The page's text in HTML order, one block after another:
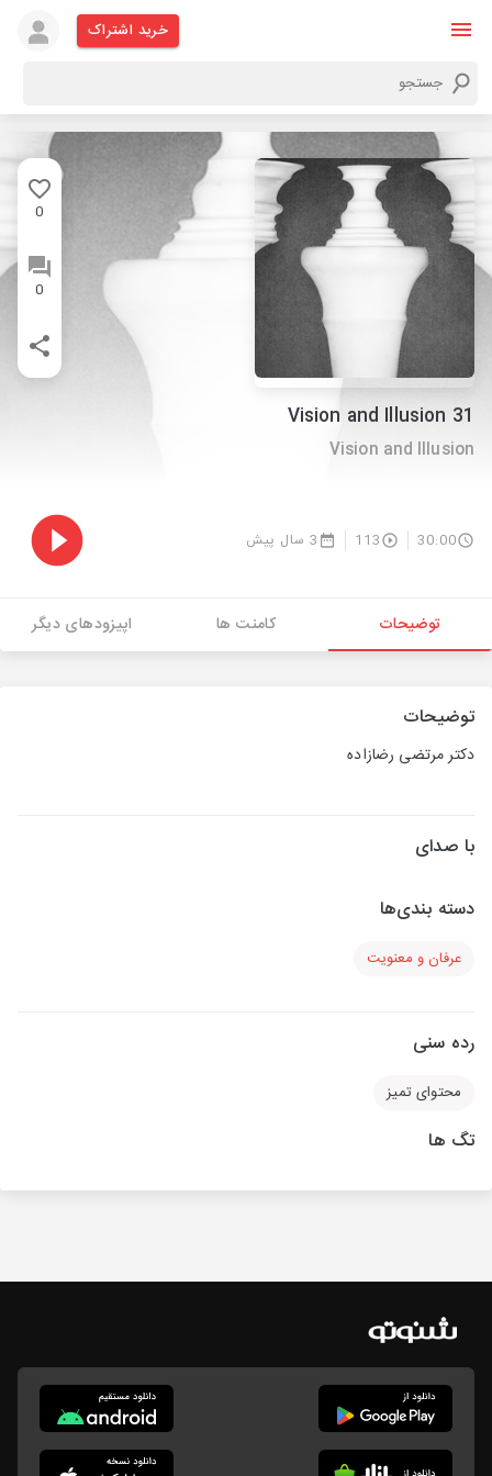
خرید اشتراک
0
0
Vision and Illusion 31
Vision and Illusion
30:00
113 3 سال پیش
توضیحات کامنت ها اپیزودهای دیگر
توضیحات
دکتر مرتضی رضازاده
با صدای
دسته بندی‌ها
عرفان و معنویت
رده سنی
محتوای تمیز
تگ ها